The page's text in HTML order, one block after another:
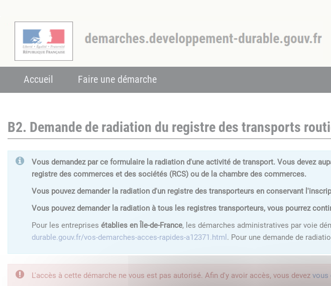
Accueil Faire une démarche
B2. Demande de radiation du registre des transports
Vous demandez par ce formulaire la radiation d'une activité de transport. Vous devez
registre des commerces et des sociétés (RCS) ou de la chambre des commerces.
Vous pouvez demander la radiation d'un registre des transporteurs en conservant
Vous pouvez demander la radiation à tous les registres transporteurs, vous pourrez
Pour les entreprises établies en Île-de-France, les démarches administratives par voie
durable.gouv.fr/vos-demarches-acces-rapides-a12371.html . Pour une demande de
L'accès à cette démarche ne vous est pas autorisé. Afin d'y avoir accès, vous devez vous